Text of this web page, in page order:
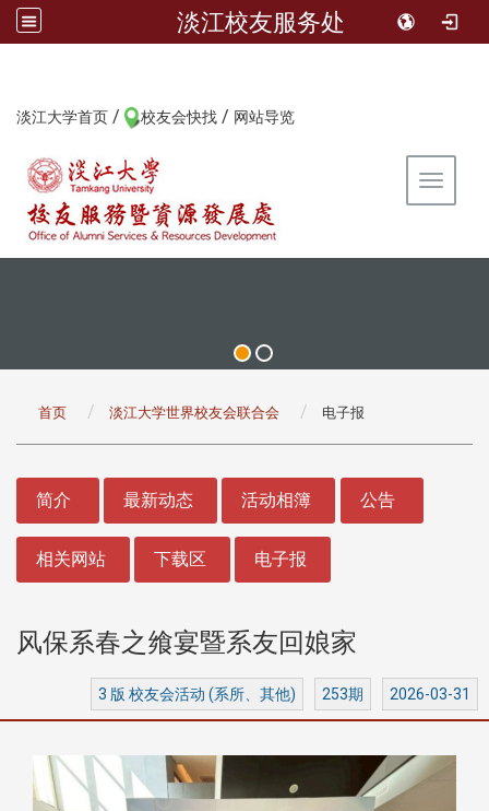
淡江校友服务处
淡江大学首页 / 校友会快找 / 网站导览
Toggle
首页 淡江大学世界校友会联合会 电子报
简介 最新动态 活动相簿 公告
相关网站 下载区 电子报
风保系春之飨宴暨系友回娘家
3 版 校友会活动 (系所、其他) 253期 2026-03-31